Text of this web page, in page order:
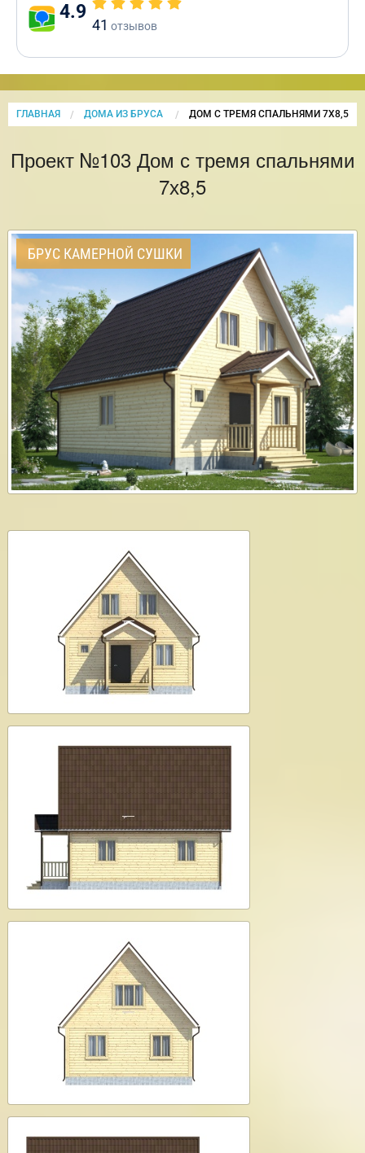
4.9
41 отзывов
ГЛАВНАЯ ДОМА ИЗ БРУСА CURRENT:
ДОМ С ТРЕМЯ СПАЛЬНЯМИ 7Х8,5
Проект №103 Дом с тремя спальнями
7х8,5
БРУС КАМЕРНОЙ СУШКИ